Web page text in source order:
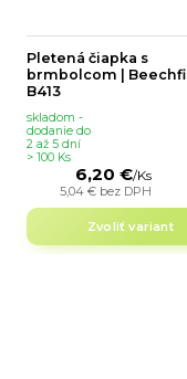
Pletená čiapka s
brmbolcom |
B413
6,20 €/Ks
5,04 € bez DPH
skladom -
dodanie do
2 až 5 dní
> 100 Ks
Zvoliť variant